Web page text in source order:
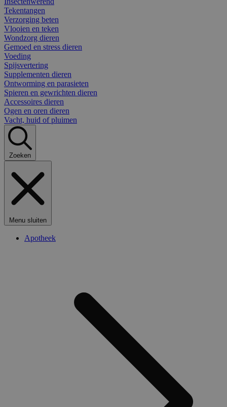
Tekentangen
Verzorging beten
Vlooien en teken
Wondzorg dieren
Gemoed en stress dieren
Voeding
Spijsvertering
Supplementen dieren
Ontworming en parasieten
Spieren en gewrichten dieren
Accessoires dieren
Ogen en oren dieren
Vacht, huid of pluimen
Zoeken
Menu sluiten
Apotheek